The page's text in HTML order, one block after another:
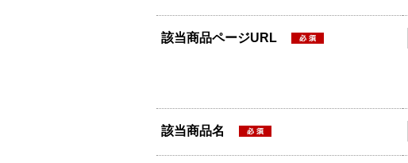
該当商品ページURL
該当商品名